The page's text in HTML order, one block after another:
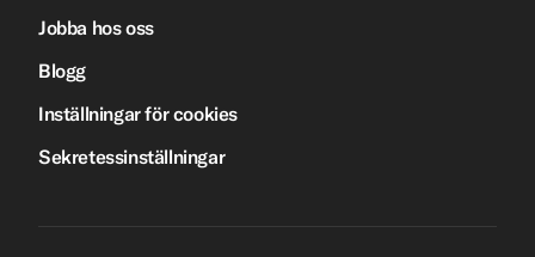
Jobba hos oss
Blogg
Inställningar för cookies
Sekretessinställningar